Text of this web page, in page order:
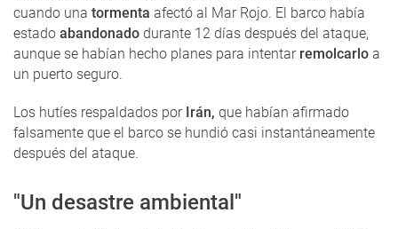
cuando una tormenta afectó al Mar Rojo. El barco había
estado abandonado durante 12 días después del ataque,
aunque se habían hecho planes para intentarremolcarlo a
un puerto seguro.
Los hutíes respaldados por Irán, que habían afirmado
falsamente que el barco se hundió casi instantáneamente
después del ataque.
"Un desastre ambiental"